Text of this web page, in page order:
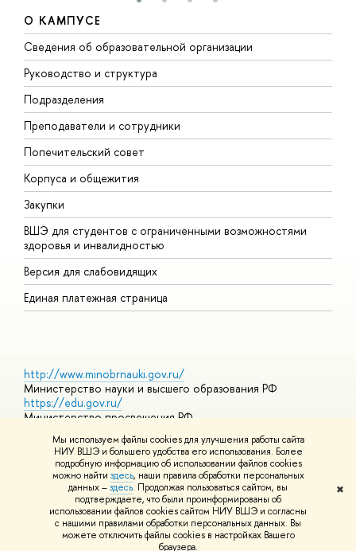
Мы используем файлы cookies для улучшения работы сайта
НИУ ВШЭ и большего удобства его использования. Более
подробную информацию об использовании файлов cookies
можно найти здесь, наши правила обработки персональных
данных –здесь. Продолжая пользоваться сайтом, вы
подтверждаете, что были проинформированы об
использовании файлов cookies сайтом НИУ ВШЭ и согласны
с нашими правилами обработки персональных данных. Вы
можете отключить файлы cookies в настройках Вашего
браузера.
✖
О КАМПУСЕ
Сведения об образовательной организации
Руководство и структура
Подразделения
Преподаватели и сотрудники
Попечительский совет
Корпуса и общежития
Закупки
ВШЭ для студентов с ограниченными возможностями
здоровья и инвалидностью
Версия для слабовидящих
Единая платежная страница
http://www.minobrnauki.gov.ru/
Министерство науки и высшего образования РФ
https://edu.gov.ru/
Министерство просвещения РФ
https://elearning.hse.ru/mooc
Массовые открытые онлайн-курсы
© НИУ ВШЭ 1993–2026 Адреса и контактыУсловия
использования материалов Политика конфиденциальности
Шрифты HSE Sans и HSE Slab разработаны вШколе дизайна НИУ